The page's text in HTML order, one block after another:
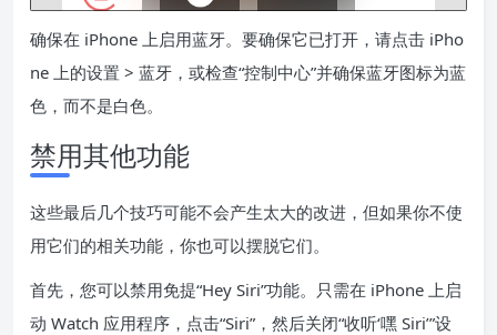
确保在 iPhone 上启用蓝牙。要确保它已打开，请点击 iPho
ne 上的设置 > 蓝牙，或检查“控制中心”并确保蓝牙图标为蓝
色，而不是白色。
禁用其他功能
这些最后几个技巧可能不会产生太大的改进，但如果你不使
用它们的相关功能，你也可以摆脱它们。
首先，您可以禁用免提“Hey Siri”功能。只需在 iPhone 上启
动 Watch 应用程序，点击“Siri”，然后关闭“收听‘嘿 Siri’”设